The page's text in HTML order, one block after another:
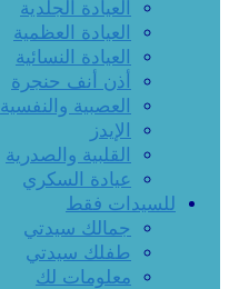
العيادة الجلدية
العيادة العظمية
العيادة النسائية
أذن أنف حنجرة
العصبية والنفسية
الإيدز
القلبية والصدرية
عيادة السكري
للسيدات فقط
جمالك سيدتي
طفلك سيدتي
معلومات لك